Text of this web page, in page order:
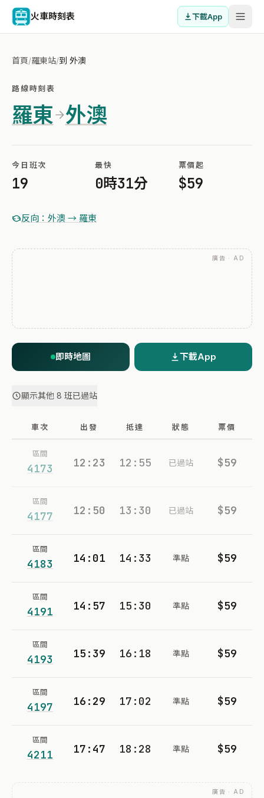
火車時刻表 下載App
首頁/羅東站/到 外澳
路線時刻表
羅東 外澳
今日班次
19
最快
0時31分
票價起
$59
反向：外澳 → 羅東
廣告 · AD
即時地圖 下載App
顯示其他 8 班已過站
車次 出發 抵達 狀態 票價
區間
4173 12:23 12:55 已過站 $59
區間
4177 12:50 13:30 已過站 $59
區間
4183 14:01 14:33 準點 $59
區間
4191 14:57 15:30 準點 $59
區間
4193 15:39 16:18 準點 $59
區間
4197 16:29 17:02 準點 $59
區間
4211 17:47 18:28 準點 $59
廣告 · AD